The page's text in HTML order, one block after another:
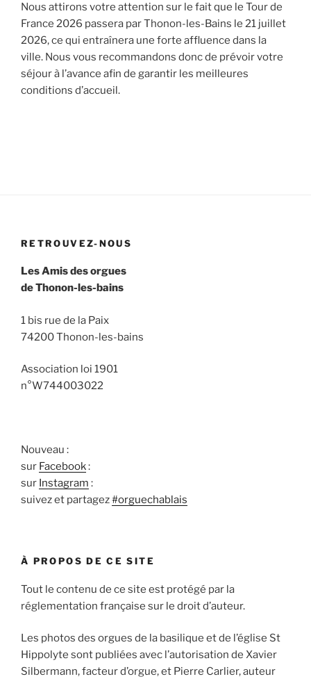
Nous attirons votre attention sur le fait que le Tour de
France 2026 passera par Thonon-les-Bains le 21 juillet
2026, ce qui entraînera une forte affluence dans la
ville. Nous vous recommandons donc de prévoir votre
séjour à l’avance afin de garantir les meilleures
conditions d’accueil.
RETROUVEZ-NOUS
Les Amis des orgues
de Thonon-les-bains
1 bis rue de la Paix
74200 Thonon-les-bains
Association loi 1901
n°W744003022
Nouveau :
sur Facebook:
sur Instagram :
suivez et partagez#orguechablais
À PROPOS DE CE SITE
Tout le contenu de ce site est protégé par la
réglementation française sur le droit d’auteur.
Les photos des orgues de la basilique et de l’église St
Hippolyte sont publiées avec l’autorisation de Xavier
Silbermann, facteur d’orgue, et Pierre Carlier, auteur